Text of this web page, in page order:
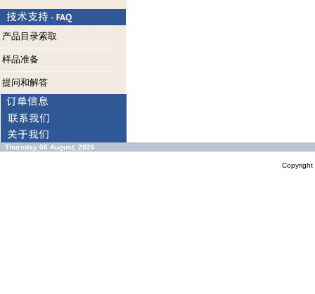
产品目录索取
样品准备
提问和解答
Thursday 06 August, 2026